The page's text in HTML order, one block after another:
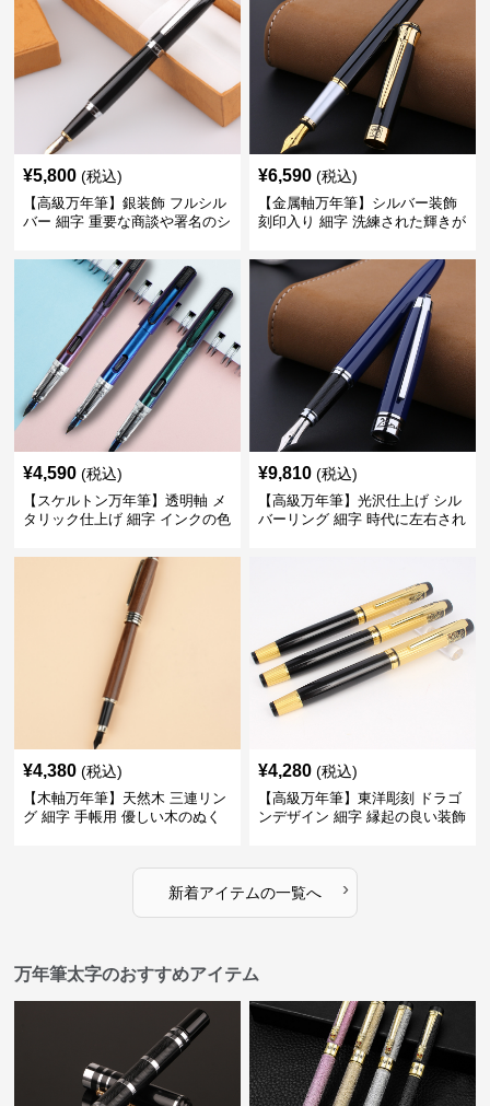
¥5,800 (税込)
【高級万年筆】銀装飾 フルシル
バー 細字 重要な商談や署名のシ
てくれる
¥6,590 (税込)
【金属軸万年筆】シルバー装飾
刻印入り 細字 洗練された輝きが
¥4,590 (税込)
【スケルトン万年筆】透明軸 メ
タリック仕上げ 細字 インクの色
する
¥9,810 (税込)
【高級万年筆】光沢仕上げ シル
バーリング 細字 時代に左右され
¥4,380 (税込)
【木軸万年筆】天然木 三連リン
グ 細字 手帳用 優しい木のぬく
¥4,280 (税込)
【高級万年筆】東洋彫刻 ドラゴ
ンデザイン 細字 縁起の良い装飾
新着アイテムの一覧へ ›
万年筆太字のおすすめアイテム